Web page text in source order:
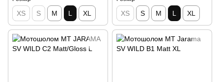
XS S M L XL XS S M L XL